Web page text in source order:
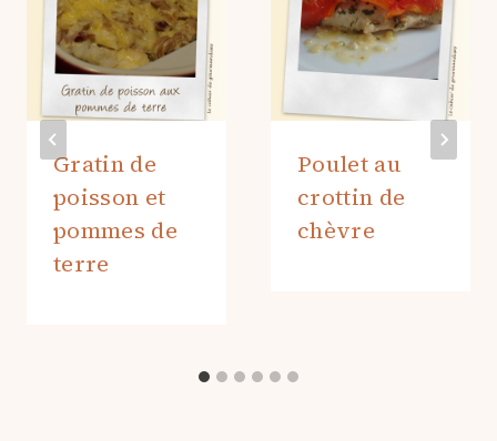
Gratin de
poisson et
pommes de
terre
Poulet au
crottin de
chèvre